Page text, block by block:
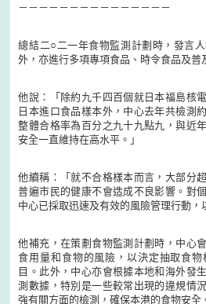
－－－－－－－－－－－－－－－
總結二○二一年食物監測計劃時，發言
外，亦進行多項專項食品、時令食品及普
他說：「除約九千四百個就日本福島核
日本進口食品樣本外，中心去年共檢測
整體合格率為百分之九十九點九，與近
安全一直維持在高水平。」
他續稱：「就不合格樣本而言，大部分
普遍市民的健康不會造成不良影響。對
中心已採取迅速及有效的風險管理行動，
他補充，在策劃食物監測計劃時，中心
食用量和食物的風險，以決定抽取食
目。此外，中心亦會根據本地和海外發
測數據，特別是一些較常出現的違規情
強有關方面的檢測，確保本港的食物安全